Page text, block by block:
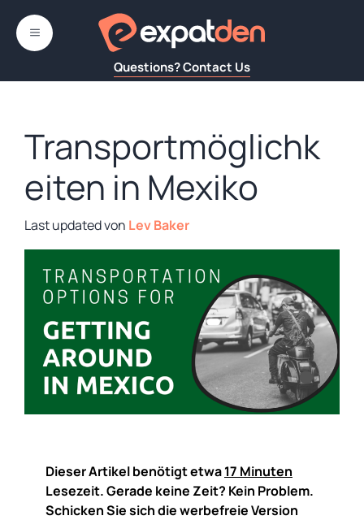
Inhalt
springen
Questions? Contact Us
MENÜ
Transportmöglichk
eiten in Mexiko
von Lev Baker
Dieser Artikel benötigt etwa17 Minuten
Lesezeit. Gerade keine Zeit? Kein Problem.
Schicken Sie sich die werbefreie Version